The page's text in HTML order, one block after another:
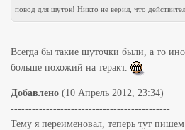
повод для шуток! Никто не верил, что
Всегда бы такие шуточки были, а то
больше похожий на теракт.
Добавлено (10 Апрель 2012, 23:34)
---------------------------------------------
Тему я переименовал, теперь тут